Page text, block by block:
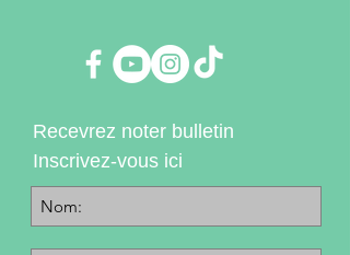
Recevrez noter bulletin
Inscrivez-vous ici